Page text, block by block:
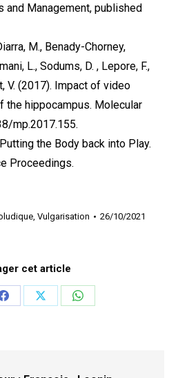
and Management, published
M., Benady-Chorney,
L., Sodums, D. , Lepore, F.,
V. (2017). Impact of video
the hippocampus. Molecular
mp.2017.155.
the Body back into Play.
Proceedings.
, Vulgarisation 26/10/2021
cet article
PartagerPartagerPartager